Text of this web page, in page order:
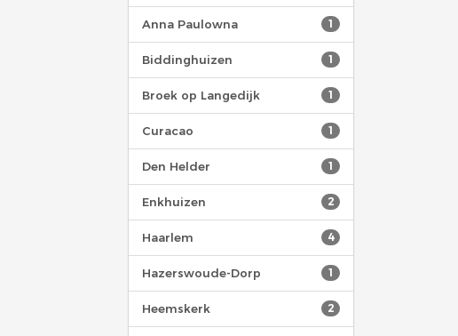
1
Anna Paulowna
1
Biddinghuizen
1
Broek op Langedijk
1
Curacao
1
Den Helder
2
Enkhuizen
4
Haarlem
1
Hazerswoude-Dorp
2
Heemskerk